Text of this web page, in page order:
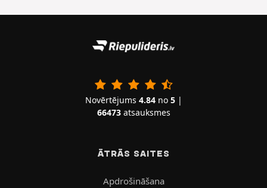
Novērtējums 4.84no 5|
66473atsauksmes
ĀTRĀS SAITES
Apdrošināšana